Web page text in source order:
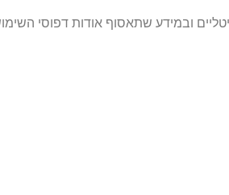
ובמידע שתאסוף אודות דפוסי